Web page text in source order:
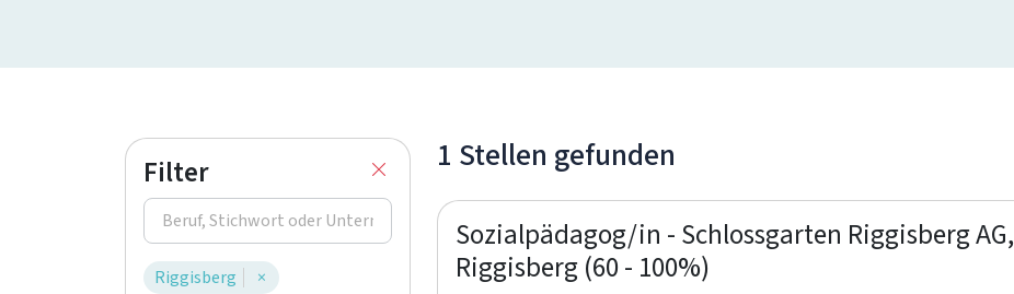
Filter
Riggisberg ×
1 Stellen gefunden
Sozialpädagog/in - Schlossgarten Riggisberg AG,
Riggisberg (60 - 100%)